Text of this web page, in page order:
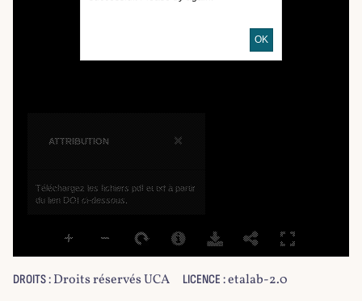
ATTRIBUTION ×
Téléchargez les fichiers pdf et txt à partir
du lien DOI ci-dessous.
OK
DROITS : Droits réservés UCA LICENCE :etalab-2.0